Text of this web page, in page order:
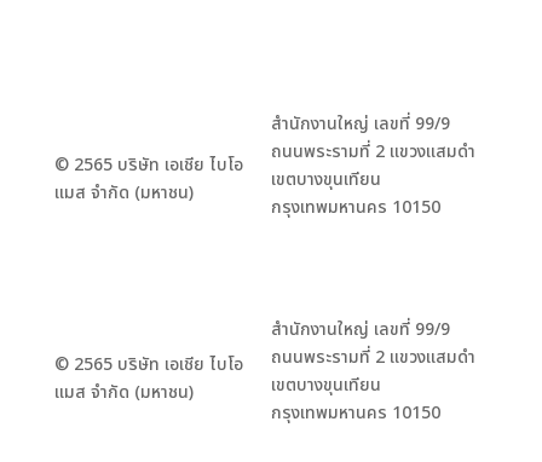
© 2565 บริษัท เอเชีย ไบโอ
แมส จำกัด (มหาชน)
สำนักงานใหญ่ เลขที่ 99/9
ถนนพระรามที่ 2 แขวงแสมดำ
เขตบางขุนเทียน
กรุงเทพมหานคร 10150
© 2565 บริษัท เอเชีย ไบโอ
แมส จำกัด (มหาชน)
สำนักงานใหญ่ เลขที่ 99/9
ถนนพระรามที่ 2 แขวงแสมดำ
เขตบางขุนเทียน
กรุงเทพมหานคร 10150